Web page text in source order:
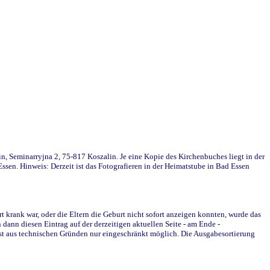
2, 75-817 Koszalin. Je eine Kopie des Kirchenbuches liegt in der
Hinweis: Derzeit ist das Fotografieren in der Heimatstube in Bad Essen
war, oder die Eltern die Geburt nicht sofort anzeigen konnten, wurde das
diesen Eintrag auf der derzeitigen aktuellen Seite - am Ende -
technischen Gründen nur eingeschränkt möglich. Die Ausgabesortierung